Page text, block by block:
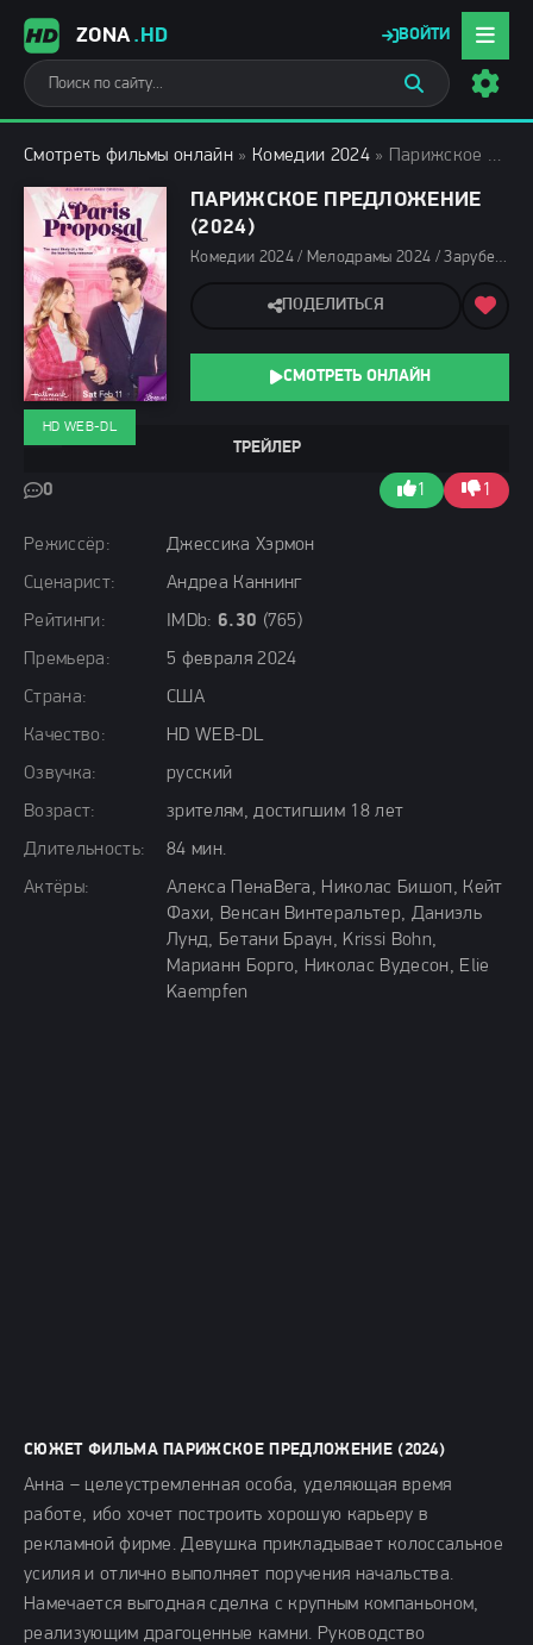
ZONA.HD ВОЙТИ
Смотреть фильмы онлайн » Комедии 2024» Парижское предложение (2024)
ПАРИЖСКОЕ ПРЕДЛОЖЕНИЕ
(2024)
Комедии 2024 / Мелодрамы 2024 / Зарубежные фильмы 2024 / Новинки кино 2024 / Последние фильмы 2024 / Фильмы весны 2024 / Фильмы 2024 / Смотреть фильмы онлайн
Режиссёр:
Джессика Хэрмон
Сценарист:
Андреа Каннинг
Рейтинги:
IMDb: 6.30 (765)
Премьера:
5 февраля 2024
Страна:
США
Качество:
HD WEB-DL
Озвучка:
русский
Возраст:
зрителям, достигшим 18 лет
Длительность:
84 мин.
Актёры:
Алекса ПенаВега, Николас Бишоп, Кейт
Фахи, Венсан Винтеральтер, Даниэль
Лунд, Бетани Браун, Krissi Bohn,
Марианн Борго, Николас Вудесон, Elie
Kaempfen
ТРЕЙЛЕР
0 1 1
HD WEB-DL
ПОДЕЛИТЬСЯ
СМОТРЕТЬ ОНЛАЙН
СЮЖЕТ ФИЛЬМА ПАРИЖСКОЕ ПРЕДЛОЖЕНИЕ (2024)
Анна – целеустремленная особа, уделяющая время
работе, ибо хочет построить хорошую карьеру в
рекламной фирме. Девушка прикладывает колоссальное
усилия и отлично выполняет поручения начальства.
Намечается выгодная сделка с крупным компаньоном,
реализующим драгоценные камни. Руководство